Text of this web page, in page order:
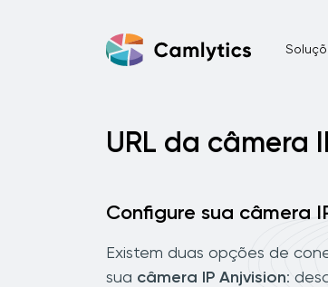
URL da câmera
Configure sua câmera
Existem duas opções de
sua câmera IP Anjvision: